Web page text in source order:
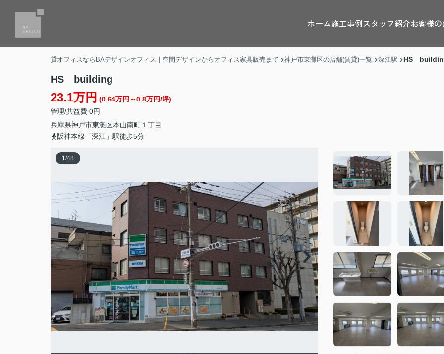
ホーム施工事例スタッフ紹介お客様
貸オフィスならBAデザインオフィス｜空間デザインからオフィス家具販売まで 神戸市東灘区の店舗(賃貸)一覧 深江駅 HS
HS building
23.1万円 (0.64万円～0.8万円/坪)
管理/共益費 0円
兵庫県神戸市東灘区本山南町 １丁目
阪神本線「深江」駅徒歩5分
1/48